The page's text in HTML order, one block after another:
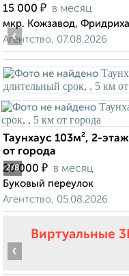
15 000 ₽ в месяц
мкр. Кожзавод, Фридриха
Агентство, 07.08.2026
2/8
‹
Таунхаус 103м², 2-
от города
20 000 ₽ в месяц
Буковый переулок
Агентство, 05.08.2026
Виртуальные
‹